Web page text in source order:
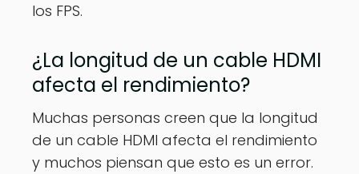
los FPS.
¿La longitud de un cable HDMI
afecta el rendimiento?
Muchas personas creen que la longitud
de un cable HDMI afecta el rendimiento
y muchos piensan que esto es un error.